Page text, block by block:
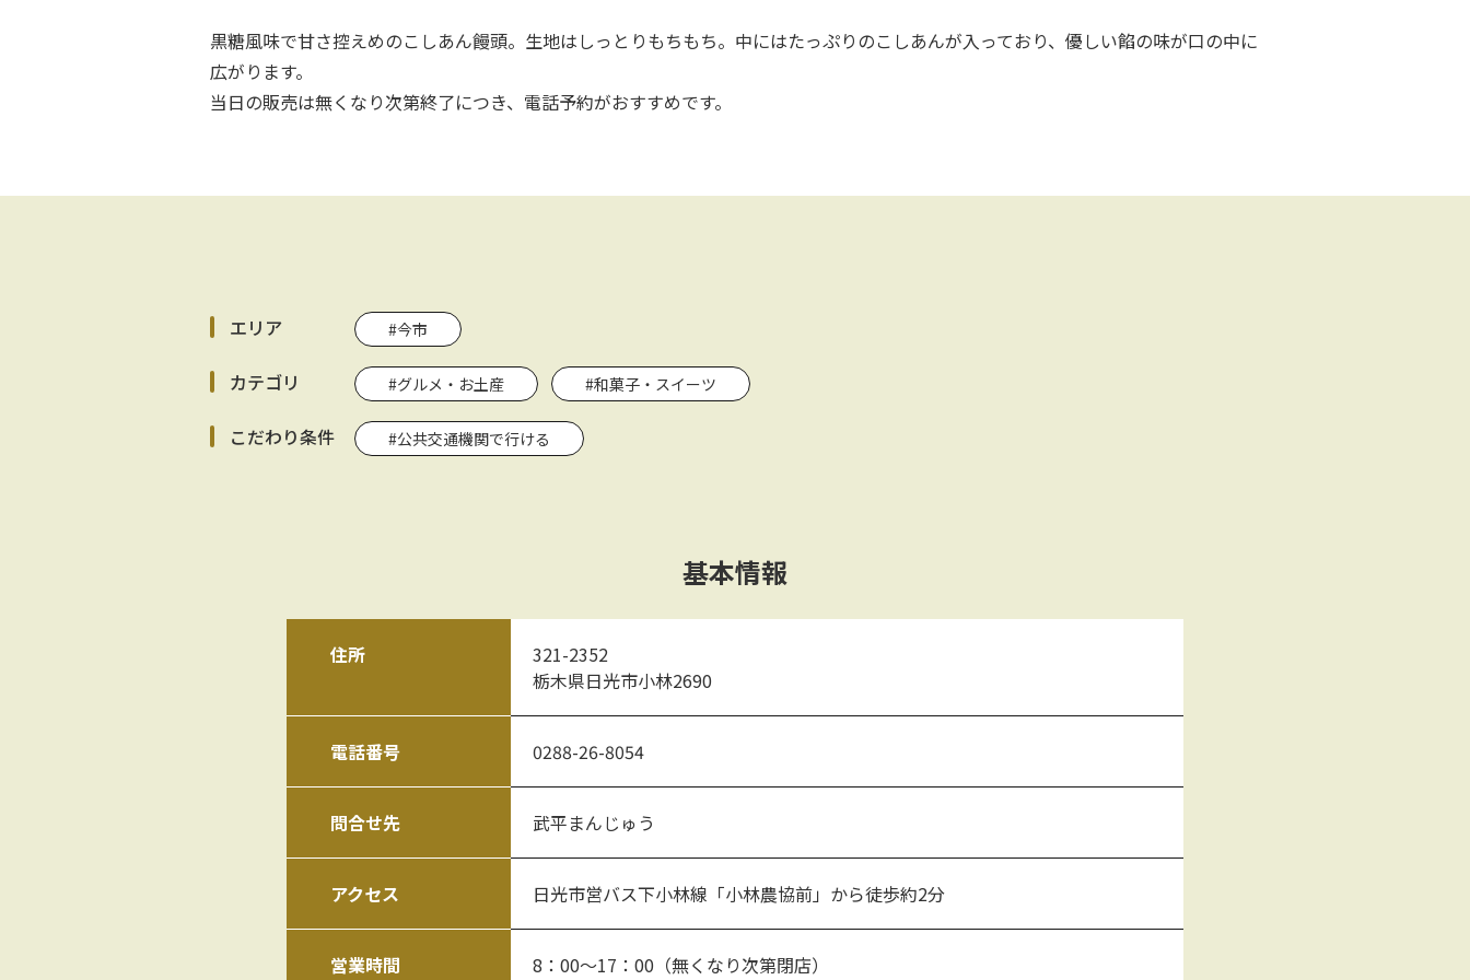
黒糖風味で甘さ控えめのこしあん饅頭。生地はしっとりもちもち。中にはたっぷりのこしあんが入っており、優しい餡の味が口の中に
広がります。
当日の販売は無くなり次第終了につき、電話予約がおすすめです。
エリア #今市
カテゴリ #グルメ・お土産 #和菓子・スイーツ
こだわり条件 #公共交通機関で行ける
基本情報
住所
321-2352
栃木県日光市小林2690
電話番号 0288-26-8054
問合せ先 武平まんじゅう
アクセス 日光市営バス下小林線「小林農協前」から徒歩約2分
営業時間 8：00～17：00（無くなり次第閉店）